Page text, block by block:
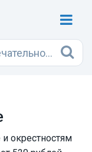
окрестностям